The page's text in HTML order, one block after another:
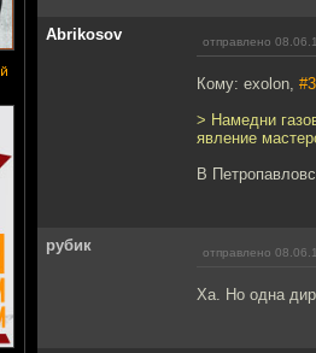
Abrikosov отправлено
Кому: exolon, #3
> Намедни
явление
В
рубик отправлено
Ха. Но одна